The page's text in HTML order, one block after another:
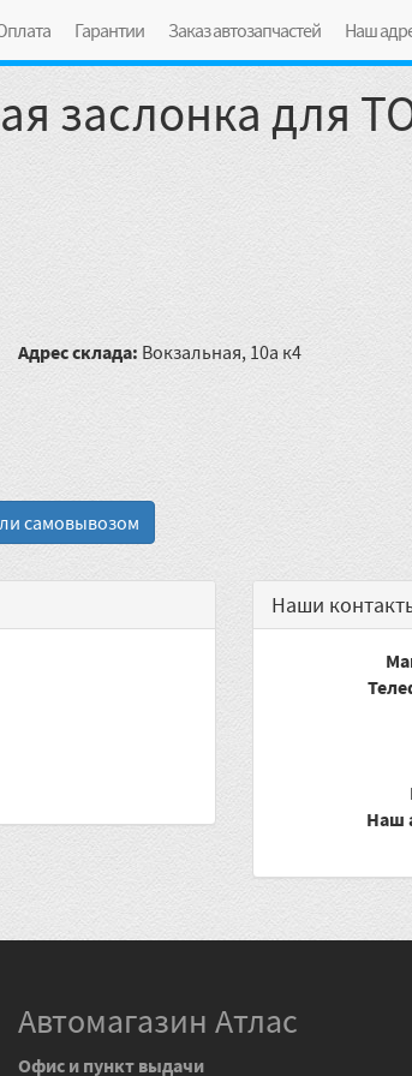
Гарантии Заказ автозапчастей Наш
заслонка для
Адрес склада: Вокзальная, 10а к4
самовывозом
Наши
Наш
Автомагазин Атлас
Офис и пункт выдачи